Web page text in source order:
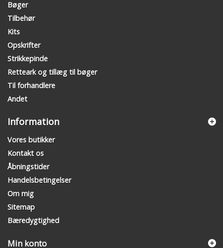
Bøger
Tilbehør
Kits
Opskrifter
Strikkepinde
Retteark og tillæg til bøger
Til forhandlere
Andet
Information
Vores butikker
Kontakt os
Åbningstider
Handelsbetingelser
Om mig
Sitemap
Bæredygtighed
Min konto